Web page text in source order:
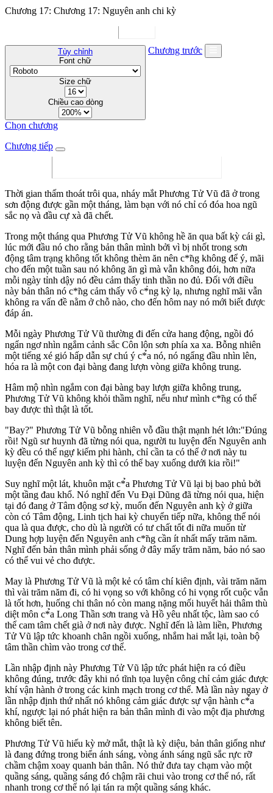
Chương 17: Chương 17: Nguyên anh chi kỳ
Tùy chỉnh
Font chữ
Size chữ
Chiều cao dòng
Chương trước
Chọn chương
Chương tiếp
Thời gian thấm thoát trôi qua, nháy mắt Phương Tử Vũ đã ở trong
sơn động được gần một tháng, làm bạn với nó chỉ có đóa hoa ngũ
sắc nọ và đầu cự xà đã chết.
Trong một tháng qua Phương Tử Vũ không hề ăn qua bất kỳ cái gì,
lúc mới đầu nó cho rằng bản thân mình bởi vì bị nhốt trong sơn
động tâm trạng không tốt không thèm ăn nên c*̃ng không để ý, mãi
cho đến một tuần sau nó không ăn gì mà vẫn không đói, hơn nữa
mỗi ngày tỉnh dậy nó đều cảm thấy tinh thần no đủ. Đối với điều
này bản thân nó c*̃ng cảm thấy vô c*̀ng kỳ lạ, nhưng nghĩ mãi vẫn
không ra vấn đề nằm ở chỗ nào, cho đến hôm nay nó mới biết được
đáp án.
Mỗi ngày Phương Tử Vũ thường đi đến cửa hang động, ngồi đó
ngẩn ngơ nhìn ngắm cảnh sắc Côn lôn sơn phía xa xa. Bỗng nhiên
một tiếng xé gió hấp dẫn sự chú ý c*̉a nó, nó ngẩng đầu nhìn lên,
hóa ra là một con đại bàng đang lượn vòng giữa không trung.
Hâm mộ nhìn ngắm con đại bàng bay lượn giữa không trung,
Phương Tử Vũ không khỏi thầm nghĩ, nếu như mình c*̃ng có thể
bay được thì thật là tốt.
"Bay?" Phương Tử Vũ bỗng nhiên vỗ đầu thật mạnh hét lớn:"Đúng
rồi! Ngũ sư huynh đã từng nói qua, người tu luyện đến Nguyên anh
kỳ đều có thể ngự kiếm phi hành, chỉ cần ta có thể ở nơi này tu
luyện đến Nguyên anh kỳ thì có thể bay xuống dưới kia rồi!"
Suy nghĩ một lát, khuôn mặt c*̉a Phương Tử Vũ lại bị bao phủ bởi
một tầng đau khổ. Nó nghĩ đến Vu Đại Dũng đã từng nói qua, hiện
tại đó đang ở Tâm động sơ kỳ, muốn đến Nguyên anh kỳ ở giữa
còn có Tâm động, Linh tịch hai kỳ chuyển tiếp nữa, không thể nói
qua là qua được, cho dù là người có tư chất tốt đi nữa muốn từ
Dung hợp luyện đến Nguyên anh c*̃ng cần ít nhất mấy trăm năm.
Nghĩ đến bản thân mình phải sống ở đây mấy trăm năm, bảo nó sao
có thể vui vẻ cho được.
May là Phương Tử Vũ là một kẻ có tâm chí kiên định, vài trăm năm
thì vài trăm năm đi, có hi vọng so với không có hi vọng rốt cuộc vẫn
là tốt hơn, huống chi thân nó còn mang nặng mối huyết hải thâm thù
diệt môn c*̉a Long Thần sơn trang và Hồ yêu nhất tộc, làm sao có
thể cam tâm chết già ở nơi này được. Nghĩ đến là làm liền, Phương
Tử Vũ lập tức khoanh chân ngồi xuống, nhắm hai mắt lại, toàn bộ
tâm thần chìm vào trong cơ thể.
Lần nhập định này Phương Tử Vũ lập tức phát hiện ra có điều
không đúng, trước đây khi nó tĩnh tọa luyện công chỉ cảm giác được
khí vận hành ở trong các kinh mạch trong cơ thể. Mà lần này ngay ở
lần nhập định thứ nhất nó không cảm giác được sự vận hành c*̉a
khí, ngược lại nó phát hiện ra bản thân mình đi vào một địa phương
không biết tên.
Phương Tử Vũ hiếu kỳ mở mắt, thật là kỳ diệu, bản thân giống như
là đang đứng trong biển ánh sáng, vòng ánh sáng ngũ sắc rực rỡ
chầm chậm xoay quanh bản thân. Nó thử đưa tay chạm vào một
quầng sáng, quầng sáng đó chậm rãi chui vào trong cơ thể nó, rất
nhanh trong cơ thể nó lại tán ra một quầng sáng khác.